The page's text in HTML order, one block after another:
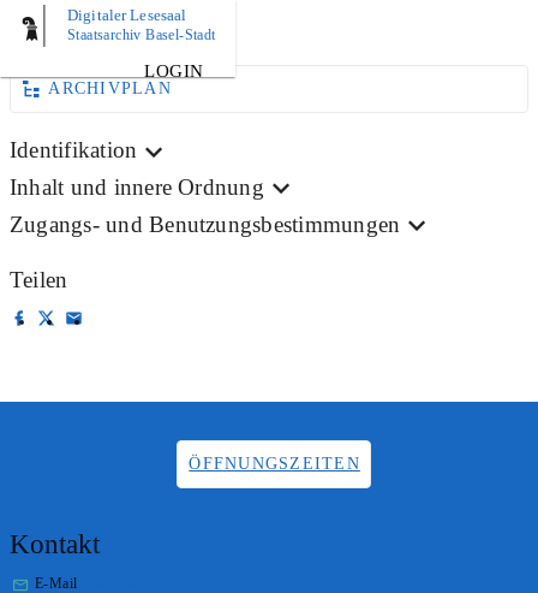
Digitaler Lesesaal
Staatsarchiv Basel-Stadt
LOGIN
BILD
ARCHIVPLAN
Identifikation
Inhalt und innere Ordnung
Zugangs- und Benutzungsbestimmungen
Teilen
ÖFFNUNGSZEITEN
Kontakt
E-Mail